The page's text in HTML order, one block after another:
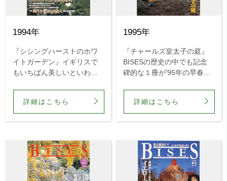
1994年
『シシングハーストのホワ
イトガーデン』イギリスで
もいちばん美しいといわれ
介したのは'94年の早春号で
した。もちろん、大好評で
詳細はこちら
1995年
『チャールズ皇太子の庭』
BISESの歴史の中でも記念
碑的な１冊が'95年の早春号
子ご自身の同意を得て、こ
の号に掲載されました。
詳細はこちら